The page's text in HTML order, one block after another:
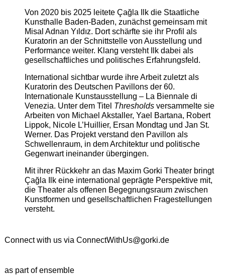
Von 2020 bis 2025 leitete Çağla Ilk die Staatliche
Kunsthalle Baden-Baden, zunächst gemeinsam mit
Misal Adnan Yıldız. Dort schärfte sie ihr Profil als
Kuratorin an der Schnittstelle von Ausstellung und
Performance weiter. Klang versteht Ilk dabei als
gesellschaftliches und politisches Erfahrungsfeld.
International sichtbar wurde ihre Arbeit zuletzt als
Kuratorin des Deutschen Pavillons der 60.
Internationale Kunstausstellung – La Biennale di
Venezia. Unter dem Titel Thresholdsversammelte sie
Arbeiten von Michael Akstaller, Yael Bartana, Robert
Lippok, Nicole L’Huillier, Ersan Mondtag und Jan St.
Werner. Das Projekt verstand den Pavillon als
Schwellenraum, in dem Architektur und politische
Gegenwart ineinander übergingen.
Mit ihrer Rückkehr an das Maxim Gorki Theater bringt
Çağla Ilk eine international geprägte Perspektive mit,
die Theater als offenen Begegnungsraum zwischen
Kunstformen und gesellschaftlichen Fragestellungen
versteht.
Connect with us via ConnectWithUs@gorki.de
as part of ensemble